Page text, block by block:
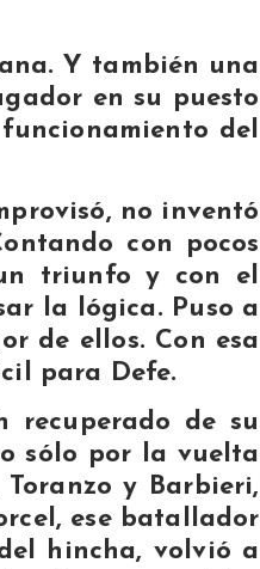
Y también una
en su puesto
del
no inventó
con pocos
triunfo y con el
la lógica. Puso a
de ellos. Con esa
para Defe.
recuperado de su
sólo por la vuelta
y Barbieri,
ese batallador
hincha, volvió a